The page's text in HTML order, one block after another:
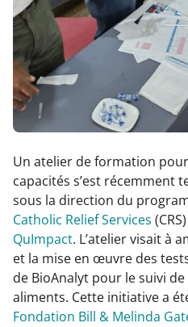
Un atelier de formation
capacités s’est récemment
sous la direction du
Catholic Relief Services
QuImpact. L’atelier visait à
et la mise en œuvre des
de BioAnalyt pour le suivi
aliments. Cette initiative a
Fondation Bill & Melinda